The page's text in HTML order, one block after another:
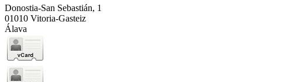
Donostia-San Sebastián, 1
01010 Vitoria-Gasteiz
Álava